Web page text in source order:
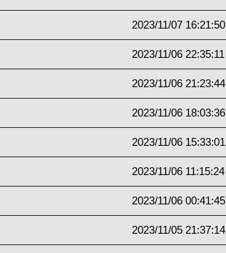
2023/11/07 16:21:50
2023/11/06 22:35:11
2023/11/06 21:23:44
2023/11/06 18:03:36
2023/11/06 15:33:01
2023/11/06 11:15:24
2023/11/06 00:41:45
2023/11/05 21:37:14